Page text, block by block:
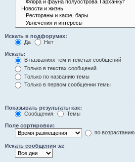
Искать в подфорумах:
Да
Нет
Искать:
В названиях тем и текстах сообщений
Только в текстах сообщений
Только по названию темы
Только в первом сообщении темы
Показывать результаты как:
Сообщения
Темы
Поле сортировки:
по возрастанию
Искать сообщения за: